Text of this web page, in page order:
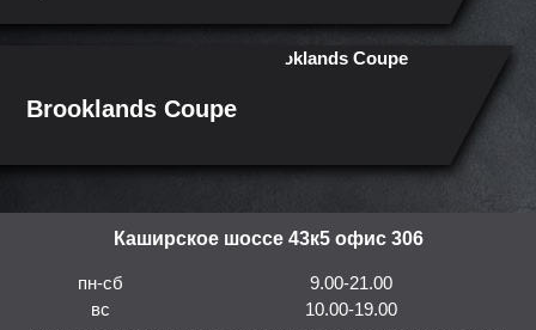
Brooklands Coupe
Каширское шоссе 43к5 офис 306
пн-сб
9.00-21.00
вс
10.00-19.00